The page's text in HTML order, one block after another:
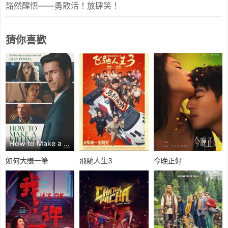
豁然醒悟——勇敢活！放肆笑！
猜你喜歡
How to Make a Killing 線上看
如何大賺一筆
飛馳人生3 今晚正好